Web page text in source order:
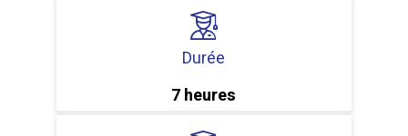
Durée
7 heures